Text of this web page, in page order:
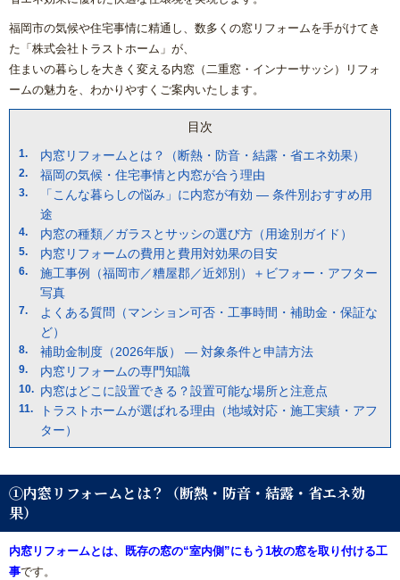
福岡市の気候や住宅事情に精通し、数多くの窓リフォームを手がけてき
た「株式会社トラストホーム」が、
住まいの暮らしを大きく変える内窓（二重窓・インナーサッシ）リフォ
ームの魅力を、わかりやすくご案内いたします。
目次
内窓リフォームとは？（断熱・防音・結露・省エネ効果）
福岡の気候・住宅事情と内窓が合う理由
「こんな暮らしの悩み」に内窓が有効 — 条件別おすすめ用
途
内窓の種類／ガラスとサッシの選び方（用途別ガイド）
内窓リフォームの費用と費用対効果の目安
施工事例（福岡市／糟屋郡／近郊別）＋ビフォー・アフター
写真
よくある質問（マンション可否・工事時間・補助金・保証な
ど）
補助金制度（2026年版） — 対象条件と申請方法
内窓リフォームの専門知識
内窓はどこに設置できる？設置可能な場所と注意点
トラストホームが選ばれる理由（地域対応・施工実績・アフ
ター）
①内窓リフォームとは？（断熱・防音・結露・省エネ効
果）
内窓リフォームとは、既存の窓の“室内側”にもう1枚の窓を取り付ける工
事です。